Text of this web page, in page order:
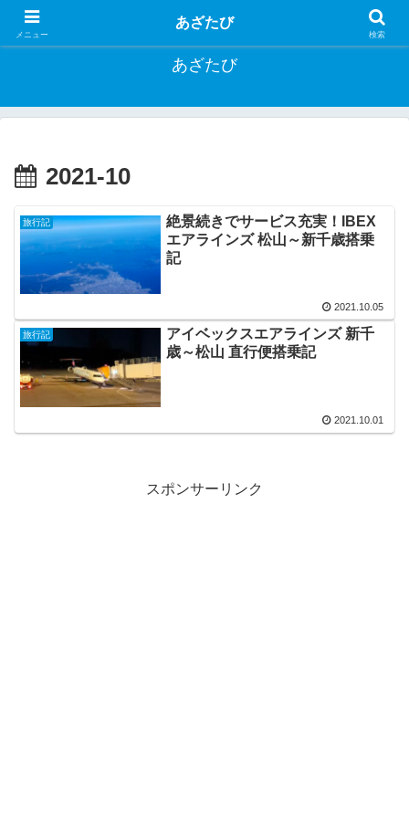
お得に旅する方法や一人旅行記など
あざたび
2021-10
旅行記
絶景続きでサービス充実！IBEX
エアラインズ 松山～新千歳搭乗
記
2021.10.05
旅行記
アイベックスエアラインズ 新千
歳～松山 直行便搭乗記
2021.10.01
スポンサーリンク
メニュー
あざたび
検索